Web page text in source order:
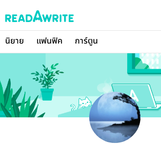
นิยาย แฟนฟิค การ์ตูน